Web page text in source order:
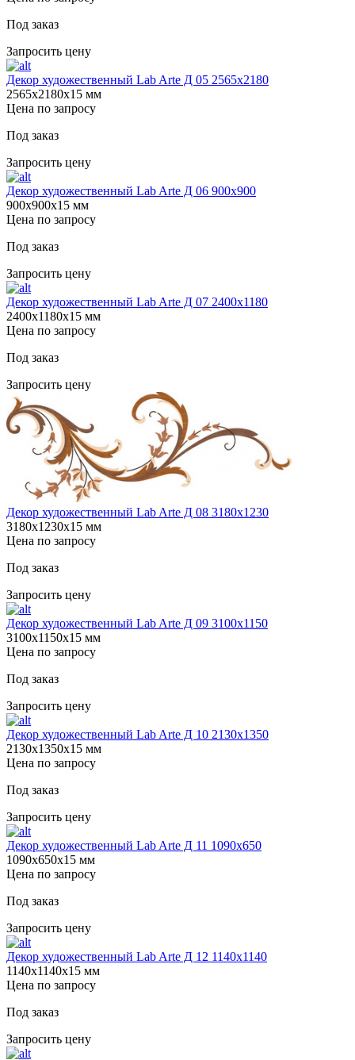
Под заказ
Запросить цену
Декор художественный Lab Arte Д 05 2565х2180
2565х2180х15 мм
Цена по запросу
Под заказ
Запросить цену
Декор художественный Lab Arte Д 06 900х900
900х900х15 мм
Цена по запросу
Под заказ
Запросить цену
Декор художественный Lab Arte Д 07 2400х1180
2400х1180х15 мм
Цена по запросу
Под заказ
Запросить цену
Декор художественный Lab Arte Д 08 3180х1230
3180х1230х15 мм
Цена по запросу
Под заказ
Запросить цену
Декор художественный Lab Arte Д 09 3100х1150
3100х1150х15 мм
Цена по запросу
Под заказ
Запросить цену
Декор художественный Lab Arte Д 10 2130х1350
2130х1350х15 мм
Цена по запросу
Под заказ
Запросить цену
Декор художественный Lab Arte Д 11 1090х650
1090х650х15 мм
Цена по запросу
Под заказ
Запросить цену
Декор художественный Lab Arte Д 12 1140х1140
1140х1140х15 мм
Цена по запросу
Под заказ
Запросить цену